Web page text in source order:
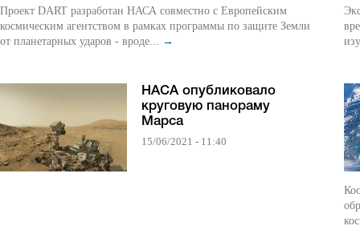
Проект DART разработан НАСА совместно с Европейским
космическим агентством в рамках программы по защите Земли
от планетарных ударов - вроде... →
НАСА опубликовало
круговую панораму
Марса
15/06/2021 - 11:40